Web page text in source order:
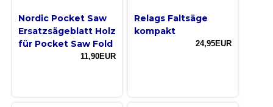
Nordic Pocket Saw
Ersatzsägeblatt Holz
für Pocket Saw Fold
11,90EUR
Relags Faltsäge
kompakt
24,95EUR